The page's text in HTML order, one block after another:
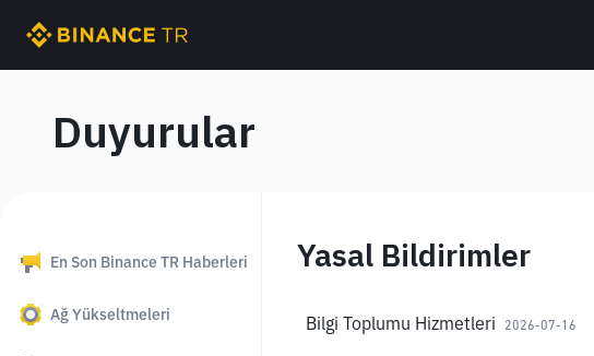
Duyurular
En Son Binance TR Haberleri
Ağ Yükseltmeleri
Yasal Bildirimler
Bilgi Toplumu Hizmetleri 2026-07-16